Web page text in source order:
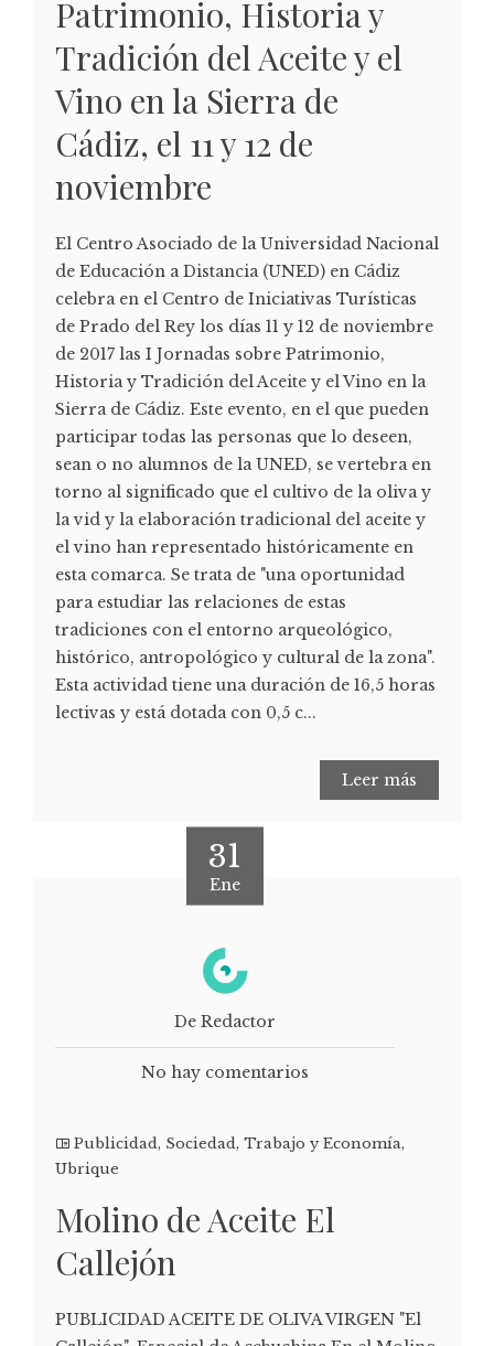
Patrimonio, Historia y
Tradición del Aceite y el
Vino en la Sierra de
Cádiz, el 11 y 12 de
noviembre
El Centro Asociado de la Universidad Nacional
de Educación a Distancia (UNED) en Cádiz
celebra en el Centro de Iniciativas Turísticas
de Prado del Rey los días 11 y 12 de noviembre
de 2017 las I Jornadas sobre Patrimonio,
Historia y Tradición del Aceite y el Vino en la
Sierra de Cádiz. Este evento, en el que pueden
participar todas las personas que lo deseen,
sean o no alumnos de la UNED, se vertebra en
torno al significado que el cultivo de la oliva y
la vid y la elaboración tradicional del aceite y
el vino han representado históricamente en
esta comarca. Se trata de "una oportunidad
para estudiar las relaciones de estas
tradiciones con el entorno arqueológico,
histórico, antropológico y cultural de la zona".
Esta actividad tiene una duración de 16,5 horas
lectivas y está dotada con 0,5 c...
Leer más
31
Ene
De Redactor
No hay comentarios
Publicidad, Sociedad, Trabajo y Economía,
Ubrique
Molino de Aceite El
Callejón
PUBLICIDAD ACEITE DE OLIVA VIRGEN "El